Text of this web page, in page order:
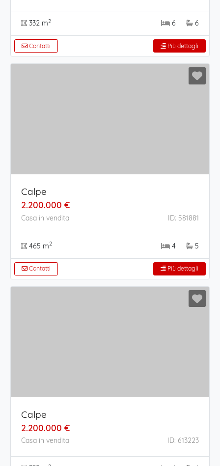
332 m2 6 6
Contatti Più dettagli
Calpe
2.200.000 €
Casa in vendita ID: 581881
465 m2 4 5
Contatti Più dettagli
Calpe
2.200.000 €
Casa in vendita ID: 613223